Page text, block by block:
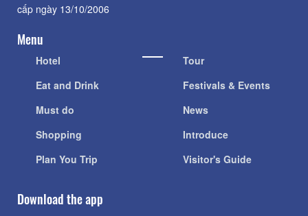
cấp ngày 13/10/2006
Menu
Hotel
Eat and Drink
Must do
Shopping
Plan You Trip
Tour
Festivals & Events
News
Introduce
Visitor's Guide
Download the app